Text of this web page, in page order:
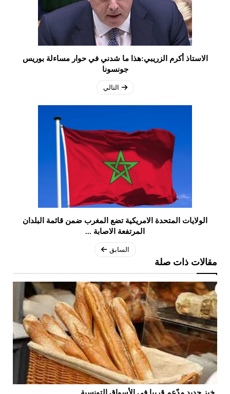
الاستاذ أكرم الزريبي:هذا ما شدني في حوار مساءلة بوريس
جونسونا
التالي
الولايات المتحدة الامريكية تضع المغرب ضمن قائمة البلدان
المرتفعة الاصابة ...
السابق
مقالات ذات صلة